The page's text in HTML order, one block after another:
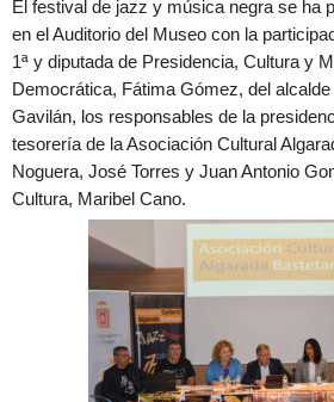
El festival de jazz y música negra se ha
en el Auditorio del Museo con la
1ª y diputada de Presidencia, Cultura y
Democrática, Fátima Gómez, del
Gavilán, los responsables de la
tesorería de la Asociación Cultural
Noguera, José Torres y Juan Antonio
Cultura, Maribel Cano.